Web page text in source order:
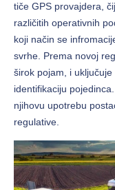
tiče GPS provajdera,
različitih operativnih
koji način se
svrhe. Prema novoj
širok pojam, i
identifikaciju
njihovu upotrebu
regulative.